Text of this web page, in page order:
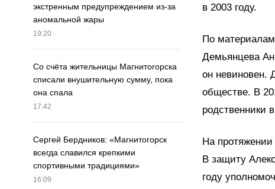
экстренным предупреждением из-за
аномальной жары
19:20
Со счёта жительницы Магнитогорска
списали внушительную сумму, пока
она спала
17:42
Сергей Бердников: «Магнитогорск
всегда славился крепкими
спортивными традициями»
16:09
в 2003 году.
По
Демьянцева
он невиновен.
обществе. В
родственники
На
В защиту
году